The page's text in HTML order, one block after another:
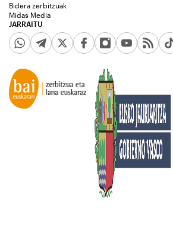
JARRAITU
Bidera zerbitzuak
Midas Media